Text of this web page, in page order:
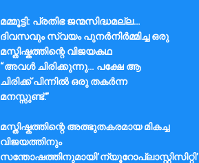
മമ്മൂട്ടി: പ്രതിഭ ജന്മസിദ്ധമല്ല…
ദിവസവും സ്വയം പുനർനിർമ്മിച്ച ഒരു
മസ്തിഷ്കത്തിന്റെ വിജയകഥ
“അവൾ ചിരിക്കുന്നു… പക്ഷേ ആ
ചിരിക്ക് പിന്നിൽ ഒരു തകർന്ന
മനസ്സുണ്ട്.”
മസ്തിഷ്കത്തിന്റെ അത്ഭുതകരമായ മികച്ച
വിജയത്തിനും
സന്തോഷത്തിനുമായി’ന്യൂറോപ്ലാസ്റ്റിസിറ്റി’